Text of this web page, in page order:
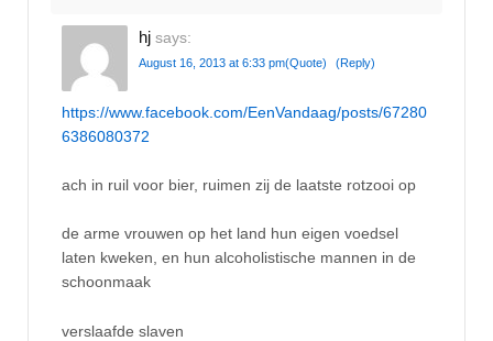
hj says:
August 16, 2013 at 6:33 pm(Quote) (Reply)
https://www.facebook.com/EenVandaag/posts/67280
6386080372
ach in ruil voor bier, ruimen zij de laatste rotzooi op
de arme vrouwen op het land hun eigen voedsel
laten kweken, en hun alcoholistische mannen in de
schoonmaak
verslaafde slaven